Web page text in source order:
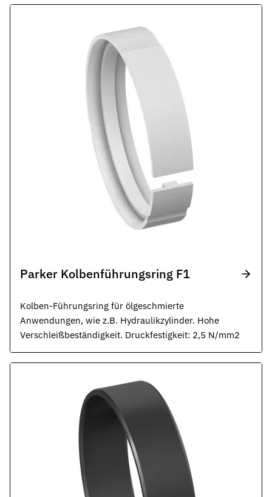
Parker Kolbenführungsring F1
Kolben-Führungsring für ölgeschmierte
Anwendungen, wie z.B. Hydraulikzylinder. Hohe
Verschleißbeständigkeit. Druckfestigkeit: 2,5 N/mm2